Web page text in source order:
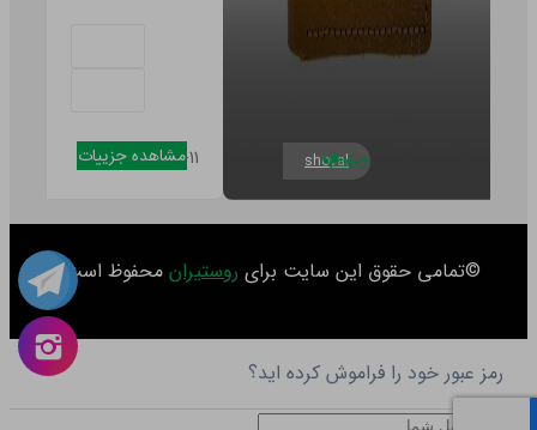
shoval ۱۳۴۸-۱۰-۱۱
مشاهده جزییات
©تمامی حقوق این سایت برای روستیران محفوظ است.
رمز عبور خود را فراموش کرده اید؟